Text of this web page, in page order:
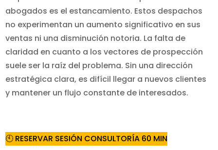
abogados es el estancamiento. Estos despachos
no experimentan un aumento significativo en sus
ventas ni una disminución notoria. La falta de
claridad en cuanto a los vectores de prospección
suele ser la raíz del problema. Sin una dirección
estratégica clara, es difícil llegar a nuevos clientes
y mantener un flujo constante de interesados.
🕙 RESERVAR SESIÓN CONSULTORÍA 60 MIN